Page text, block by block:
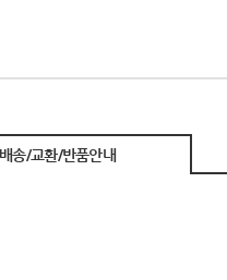
배송/교환/반품안내